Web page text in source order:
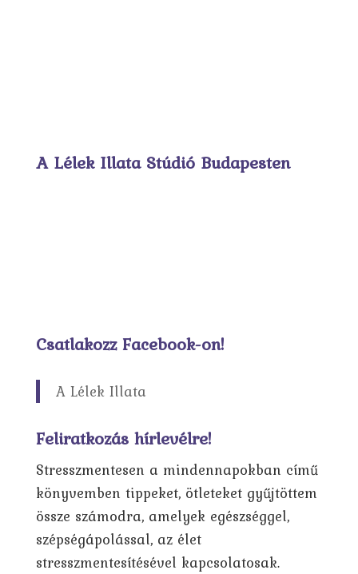
A Lélek Illata Stúdió Budapesten
Csatlakozz Facebook-on!
A Lélek Illata
Feliratkozás hírlevélre!
Stresszmentesen a mindennapokban című
könyvemben tippeket, ötleteket gyűjtöttem
össze számodra, amelyek egészséggel,
szépségápolással, az élet
stresszmentesítésével kapcsolatosak.